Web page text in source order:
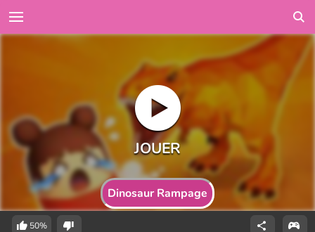
Dinosaur Rampage
50%